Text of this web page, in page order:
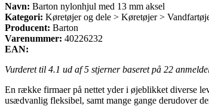
Navn: Barton nylonhjul med 13 mm aksel
Kategori: Køretøjer og dele > Køretøjer >
Producent: Barton
Varenummer: 40226232
EAN:
Vurderet til 4.1 ud af 5 stjerner baseret på 22
En række firmaer på nettet yder i øjeblikket diverse
usædvanlig fleksibel, samt mange gange derudover